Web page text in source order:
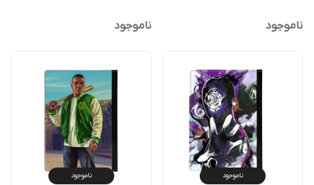
ناموجود ناموجود
ناموجود ناموجود